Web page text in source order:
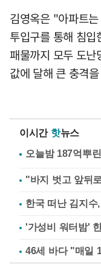
김영옥은 "아파트
투입구를 통해 침
패물까지 모두 도
값에 달해 큰 충격
이시간 핫뉴스
"바지 벗고 앞뒤
한국 떠난 김지
46세 바다 "매일